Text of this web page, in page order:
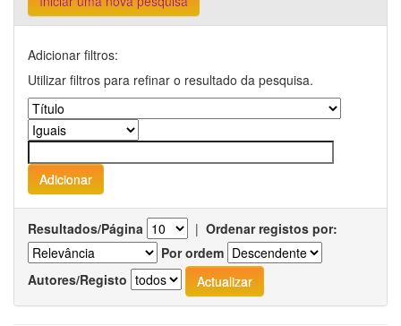
Adicionar filtros:
Utilizar filtros para refinar o resultado da pesquisa.
Resultados/Página | Ordenar registos por:
Por ordem
Autores/Registo